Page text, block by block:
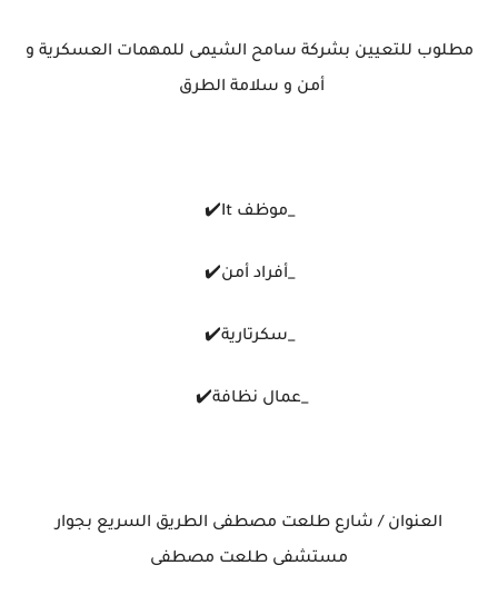
مطلوب للتعيين بشركة سامح الشيمى للمهمات العسكرية و
أمن و سلامة الطرق
_موظف It✔️
_أفراد أمن✔️
_سكرتارية✔️
_عمال نظافة✔️
العنوان / شارع طلعت مصطفى الطريق السريع بجوار
مستشفى طلعت مصطفى